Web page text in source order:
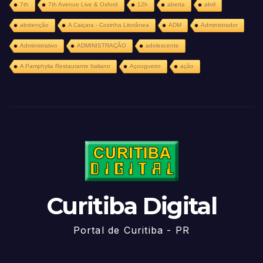
7th 7th Avenue Live & Oxford 12h aberta abril
abstenção A Caiçara - Cozinha Litorânea ADM Administrador
Administrativo ADMINISTRAÇÃO adolescente
A Pamphylia Restaurante Italiano Açougueiro ação
Curitiba Digital
Portal de Curitiba - PR